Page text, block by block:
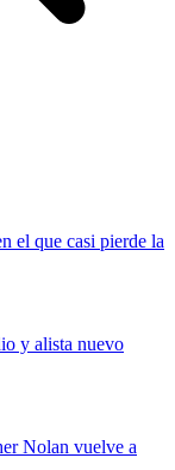
el que casi pierde la
y alista nuevo
Nolan vuelve a